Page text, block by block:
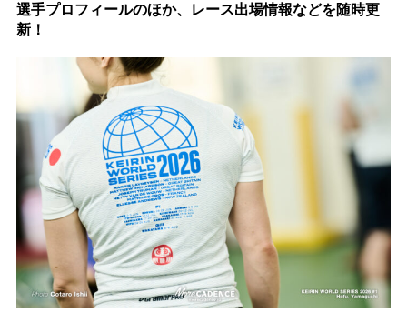
選手プロフィールのほか、レース出場情報などを随時更
新！